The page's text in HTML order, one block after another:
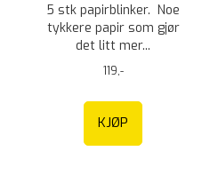
5 stk papirblinker. Noe
tykkere papir som gjør
det litt mer...
119,-
KJØP